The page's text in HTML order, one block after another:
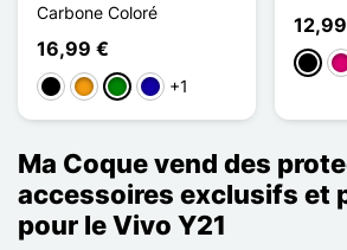
Carbone Coloré
16,99 €
MustaOranssiVihreäBleu Foncé
+1
Musta
Ma Coque vend des
accessoires exclusifs et
pour le Vivo Y21